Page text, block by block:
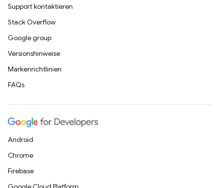
Support kontaktieren
Stack Overflow
Google group
Versionshinweise
Markenrichtlinien
FAQs
Android
Chrome
Firebase